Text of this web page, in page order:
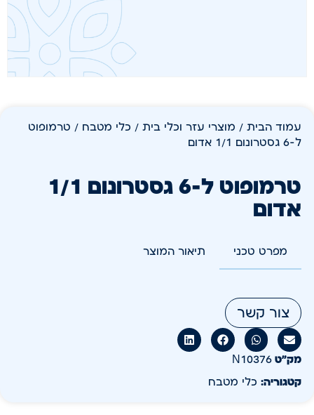
עמוד הבית / מוצרי עזר וכלי בית / כלי מטבח / טרמופוט
ל-6 גסטרונום 1/1 אדום
טרמופוט ל-6 גסטרונום 1/1
אדום
מפרט טכני תיאור המוצר
צור קשר
מק״ט N10376
קטגוריה: כלי מטבח